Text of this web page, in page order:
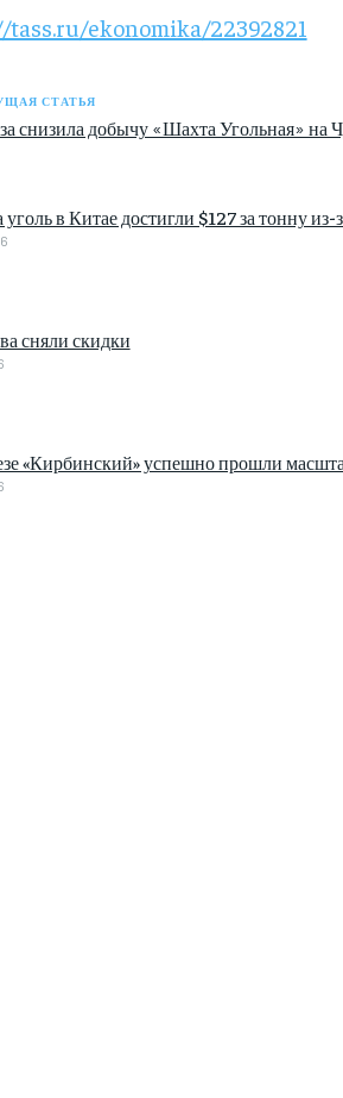
ekonomika/22392821
СТАТЬЯ
снизила добычу «Шахта Угольная» на
в Китае достигли $127 за тонну
сняли скидки
«Кирбинский» успешно прошли